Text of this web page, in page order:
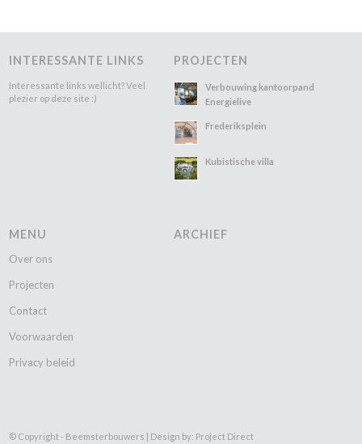
INTERESSANTE LINKS
Interessante links wellicht? Veel
plezier op deze site :)
PROJECTEN
Verbouwing kantoorpand
Energielive
Frederiksplein
Kubistische villa
MENU
Over ons
Projecten
Contact
Voorwaarden
Privacy beleid
ARCHIEF
© Copyright - Beemsterbouwers | Design by: Project Direct